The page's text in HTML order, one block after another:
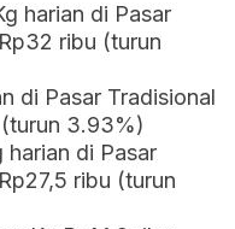
harian di Pasar
ribu (turun
di Pasar Tradisional
3.93%)
harian di Pasar
ribu (turun